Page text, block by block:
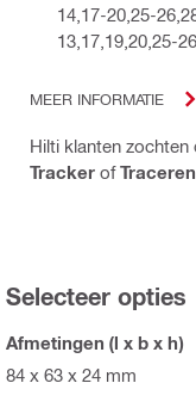
14,17-20,25-
13,17,19,20,25-
MEER INFORMATIE
Hilti klanten zochten
Tracker ofTraceren
Selecteer opties
Afmetingen (l x b x h)
84 x 63 x 24 mm